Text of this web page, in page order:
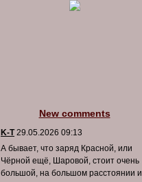
New comments
K-T29.05.2026 09:13
А бывает, что заряд Красной, или
Чёрной ещё, Шаровой, стоит очень
большой, на большом расстоянии и